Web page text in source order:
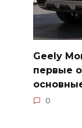
Geely
первые
0